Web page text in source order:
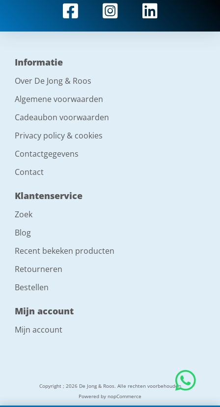
Informatie
Over De Jong & Roos
Algemene voorwaarden
Cadeaubon voorwaarden
Privacy policy & cookies
Contactgegevens
Contact
Klantenservice
Zoek
Blog
Recent bekeken producten
Retourneren
Bestellen
Mijn account
Mijn account
Copyright ; 2026 De Jong & Roos. Alle rechten voorbehouden
Powered by nopCommerce